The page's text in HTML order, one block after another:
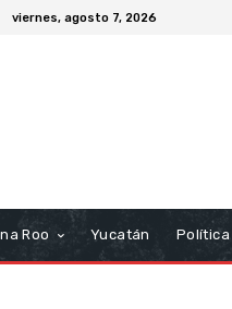
viernes, agosto 7, 2026
Roo Yucatán Política